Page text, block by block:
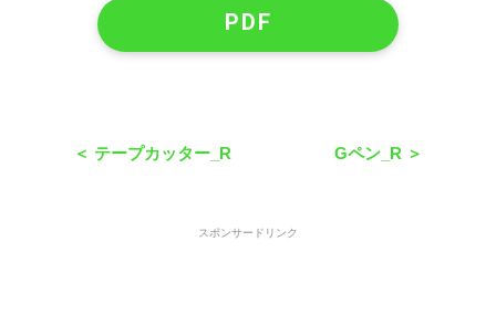
PDF
＜ テープカッター_R Gペン_R ＞
スポンサードリンク